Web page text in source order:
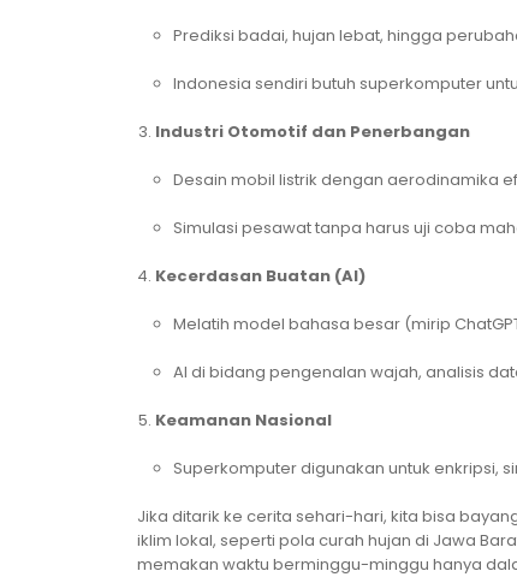
Prediksi badai, hujan lebat, hingga
Indonesia sendiri butuh superkomputer
Industri Otomotif dan Penerbangan
Desain mobil listrik dengan aerodinamika
Simulasi pesawat tanpa harus uji coba
Kecerdasan Buatan (AI)
Melatih model bahasa besar (mirip
AI di bidang pengenalan wajah, analisis
Keamanan Nasional
Superkomputer digunakan untuk enkripsi,
Jika ditarik ke cerita sehari-hari, kita bisa
iklim lokal, seperti pola curah hujan di Jawa
memakan waktu berminggu-minggu hanya